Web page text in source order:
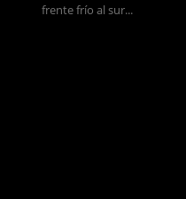
frente frío al sur...